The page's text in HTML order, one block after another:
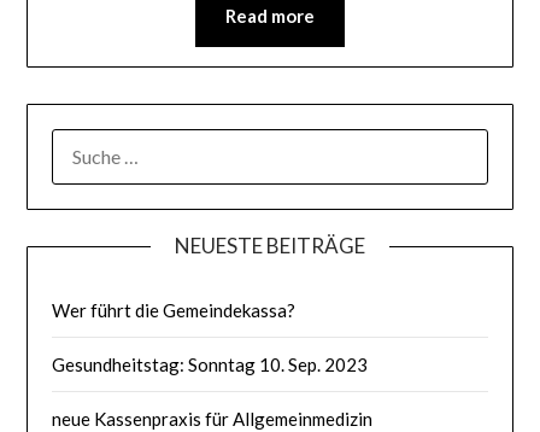
Read more
NACH:
NEUESTE BEITRÄGE
Wer führt die Gemeindekassa?
Gesundheitstag: Sonntag 10. Sep. 2023
neue Kassenpraxis für Allgemeinmedizin